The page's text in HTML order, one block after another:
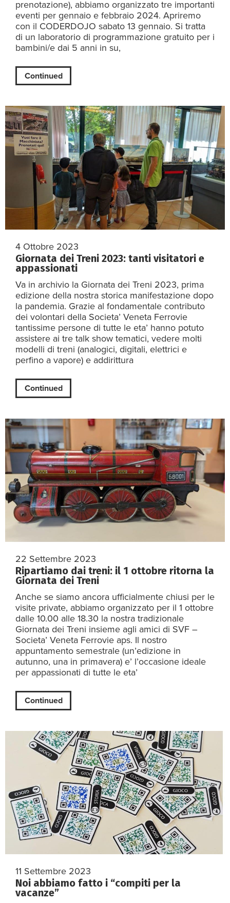
prenotazione), abbiamo organizzato tre importanti
eventi per gennaio e febbraio 2024. Apriremo
con il CODERDOJO sabato 13 gennaio. Si tratta
di un laboratorio di programmazione gratuito per i
bambini/e dai 5 anni in su,
Continued
4 Ottobre 2023
Giornata dei Treni 2023: tanti visitatori e
appassionati
Va in archivio la Giornata dei Treni 2023, prima
edizione della nostra storica manifestazione dopo
la pandemia. Grazie al fondamentale contributo
dei volontari della Societa’ Veneta Ferrovie
tantissime persone di tutte le eta’ hanno potuto
assistere ai tre talk show tematici, vedere molti
modelli di treni (analogici, digitali, elettrici e
perfino a vapore) e addirittura
Continued
22 Settembre 2023
Ripartiamo dai treni: il 1 ottobre ritorna la
Giornata dei Treni
Anche se siamo ancora ufficialmente chiusi per le
visite private, abbiamo organizzato per il 1 ottobre
dalle 10.00 alle 18.30 la nostra tradizionale
Giornata dei Treni insieme agli amici di SVF –
Societa’ Veneta Ferrovie aps. Il nostro
appuntamento semestrale (un’edizione in
autunno, una in primavera) e’ l’occasione ideale
per appassionati di tutte le eta’
Continued
11 Settembre 2023
Noi abbiamo fatto i “compiti per la
vacanze”